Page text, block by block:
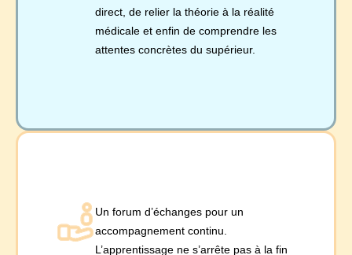
direct, de relier la théorie à la réalité
médicale et enfin de comprendre les
attentes concrètes du supérieur.
Un forum d’échanges pour un
accompagnement continu.
L’apprentissage ne s’arrête pas à la fin